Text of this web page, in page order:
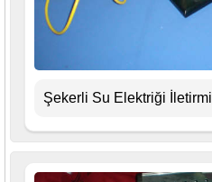
Şekerli Su Elektriği İletirmi